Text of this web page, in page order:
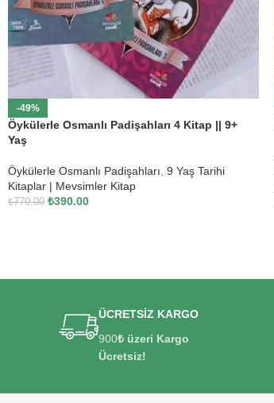
-49%
Öykülerle Osmanlı Padişahları 4 Kitap || 9+
Yaş
Öykülerle Osmanlı Padişahları, 9 Yaş Tarihi
Kitaplar | Mevsimler Kitap
₺770.00 ₺390.00
ÜCRETSİZ KARGO
900₺ üzeri Kargo
Ücretsiz!